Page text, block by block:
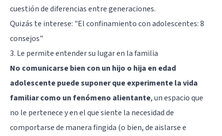
cuestión de diferencias entre generaciones.
Quizás te interese: "El confinamiento con adolescentes: 8
consejos"
3. Le permite entender su lugar en la familia
No comunicarse bien con un hijo o hija en edad
adolescente puede suponer que experimente la vida
familiar como un fenómeno alientante, un espacio que
no le pertenece y en el que siente la necesidad de
comportarse de manera fingida (o bien, de aislarse e